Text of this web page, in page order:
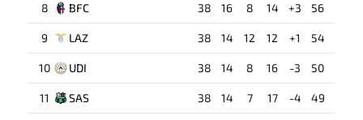
8 BFC 38 16 8 14 +3 56
9 LAZ 38 14 12 12 +1 54
10 UDI 38 14 8 16 -3 50
11 SAS 38 14 7 17 -4 49